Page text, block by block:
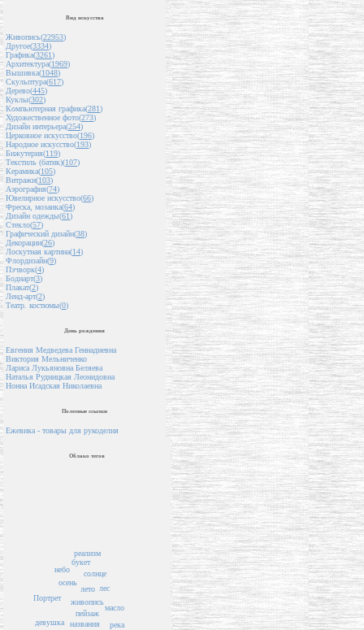
Вид искусства
Живопись(22953)
Другое(3334)
Графика(3261)
Архитектура(1969)
Вышивка(1048)
Скульптура(617)
Дерево(445)
Куклы(302)
Компьютерная графика(281)
Художественное фото(273)
Дизайн интерьера(254)
Церковное искусство(196)
Народное искусство(193)
Бижутерия(119)
Текстиль (батик)(107)
Керамика(105)
Витражи(103)
Аэрография(74)
Ювелирное искусство(66)
Фреска, мозаика(64)
Дизайн одежды(61)
Стекло(57)
Графический дизайн(38)
Декорации(26)
Лоскутная картина(14)
Флордизайн(9)
Пэчворк(4)
Бодиарт(3)
Плакат(2)
Ленд-арт(2)
Театр. костюмы(0)
День рождения
Евгения Медведева Геннадиевна
Виктория Мельниченко
Лариса Лукьяновна Беляева
Наталья Рудницкая Леонидовна
Нонна Исадская Николаевна
Полезные ссылки
Ежевика - товары для рукоделия
Облако тегов
пейзаж
названия
живопись
лето
солнце
лес
осень
букет
масло
река
реализм
небо
Портрет
девушка